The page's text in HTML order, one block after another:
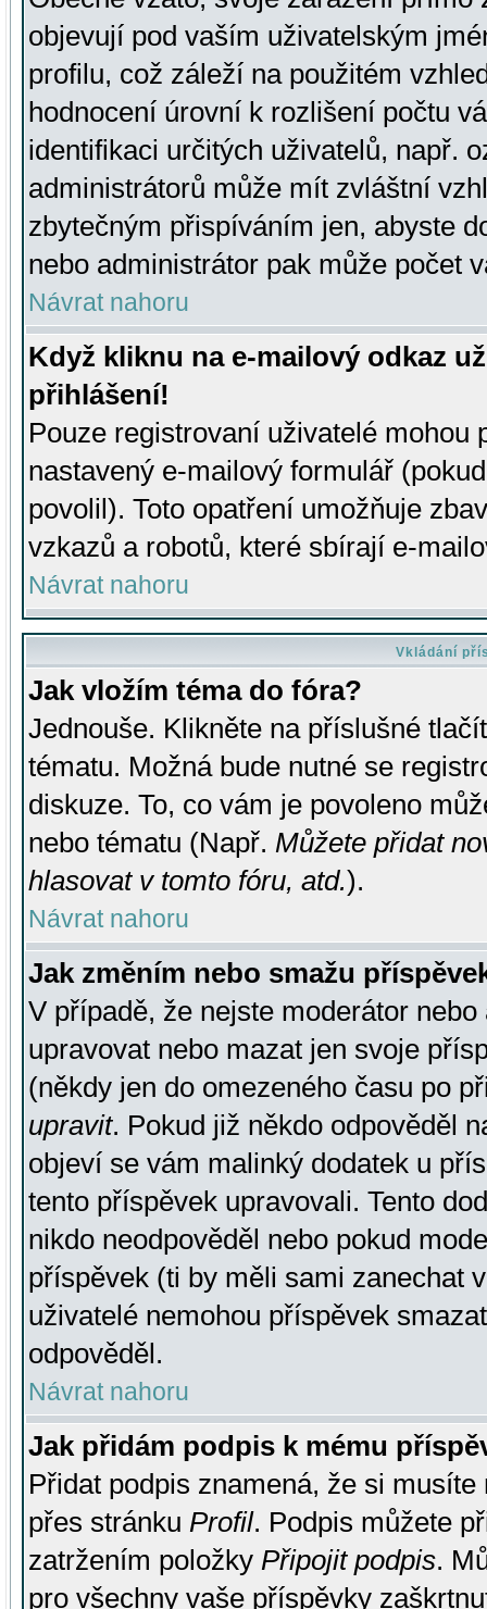
objevují pod vaším uživatelským
profilu, což záleží na použitém
hodnocení úrovní k rozlišení počtu
identifikaci určitých uživatelů, např.
administrátorů může mít zvláštní
zbytečným přispíváním jen, abyste
nebo administrátor pak může počet
Návrat nahoru
Když kliknu na e-mailový odkaz
přihlášení!
Pouze registrovaní uživatelé mohou
nastavený e-mailový formulář
povolil). Toto opatření umožňuje
vzkazů a robotů, které sbírají e-
Návrat nahoru
Vkládání
Jak vložím téma do fóra?
Jednouše. Klikněte na příslušné
tématu. Možná bude nutné se
diskuze. To, co vám je povoleno
nebo tématu (Např. Můžete přidat
hlasovat v tomto fóru, atd.).
Návrat nahoru
Jak změním nebo smažu
V případě, že nejste moderátor
upravovat nebo mazat jen svoje
(někdy jen do omezeného času po
upravit. Pokud již někdo odpověděl
objeví se vám malinký dodatek u
tento příspěvek upravovali. Tento
nikdo neodpověděl nebo pokud
příspěvek (ti by měli sami zanechat
uživatelé nemohou příspěvek
odpověděl.
Návrat nahoru
Jak přidám podpis k mému
Přidat podpis znamená, že si
přes stránku Profil. Podpis můžete
zatržením položky Připojit podpis.
pro všechny vaše příspěvky